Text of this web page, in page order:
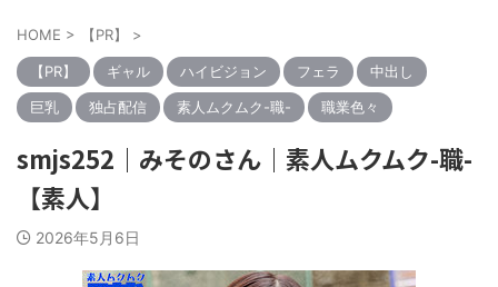
HOME > 【PR】 >
【PR】 ギャル ハイビジョン フェラ
中出し
巨乳
独占配信 素人ムクムク-職- 職業色々
smjs252｜みそのさん｜素人ムクムク-職-
【素人】
2026年5月6日